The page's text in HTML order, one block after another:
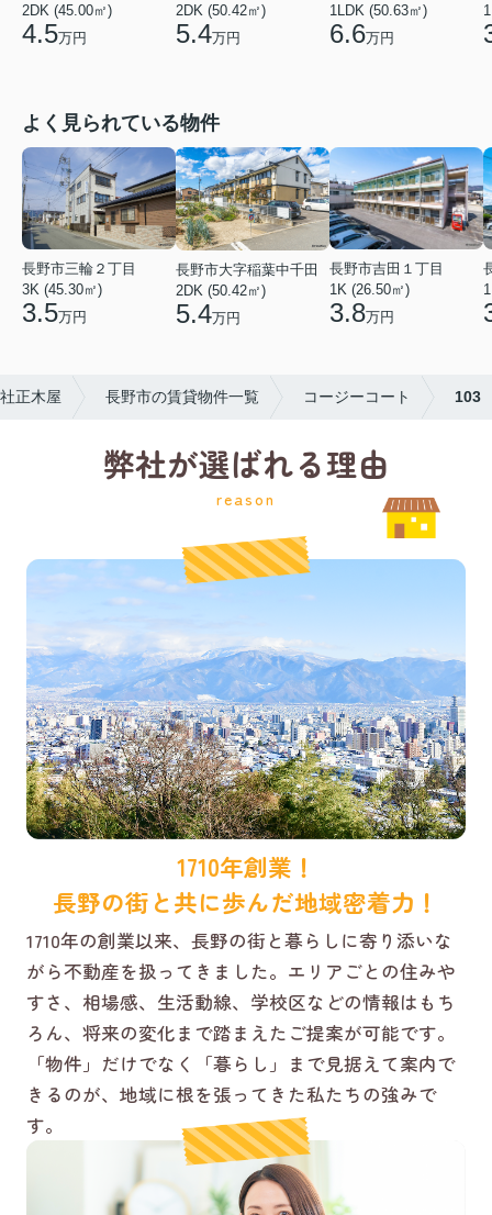
2DK (45.00㎡)
4.5万円
2DK (50.42㎡)
5.4万円
1LDK (50.63㎡)
6.6万円
よく見られている物件
長野市三輪２丁目
3K (45.30㎡)
3.5万円
長野市大字稲葉中千田
2DK (50.42㎡)
5.4万円
長野市吉田１丁目
1K (26.50㎡)
3.8万円
正木屋 長野市の賃貸物件一覧 コージーコート 103
弊社が選ばれる理由
reason
1710年創業！
長野の街と共に歩んだ地域密着力！
1710年の創業以来、長野の街と暮らしに寄り添いな
がら不動産を扱ってきました。エリアごとの住みや
すさ、相場感、生活動線、学校区などの情報はもち
ろん、将来の変化まで踏まえたご提案が可能です。
「物件」だけでなく「暮らし」まで見据えて案内で
きるのが、地域に根を張ってきた私たちの強みで
す。